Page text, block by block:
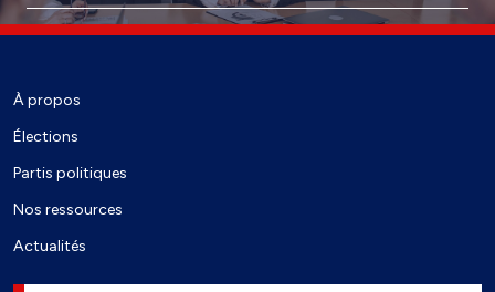
À propos
Élections
Partis politiques
Nos ressources
Actualités